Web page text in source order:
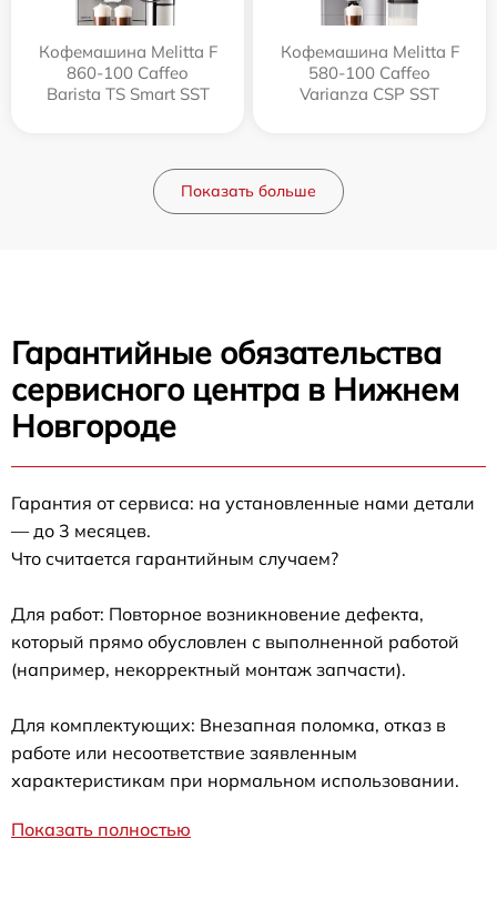
Кофемашина Melitta F
860-100 Caffeo
Barista TS Smart SST
Кофемашина Melitta F
580-100 Caffeo
Varianza CSP SST
Показать больше
Гарантийные обязательства
сервисного центра в Нижнем
Новгороде
Гарантия от сервиса: на установленные нами детали
— до 3 месяцев.
Что считается гарантийным случаем?
Для работ: Повторное возникновение дефекта,
который прямо обусловлен с выполненной работой
(например, некорректный монтаж запчасти).
Для комплектующих: Внезапная поломка, отказ в
работе или несоответствие заявленным
характеристикам при нормальном использовании.
Показать полностью